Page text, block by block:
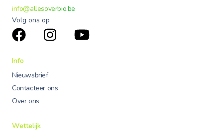
info@allesoverbio.be
Volg ons op
Info
Nieuwsbrief
Contacteer ons
Over ons
Wettelijk